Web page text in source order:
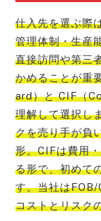
仕入先を選ぶ際
管理体制・生産
直接訪問や第三
かめることが重
ard）と CIF（
理解して選択し
クを売り手が負
形。CIFは費用
る形で、初めて
す。当社は
コストとリスク